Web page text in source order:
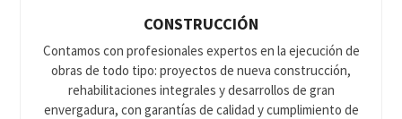
CONSTRUCCIÓN
Contamos con profesionales expertos en la ejecución de
obras de todo tipo: proyectos de nueva construcción,
rehabilitaciones integrales y desarrollos de gran
envergadura, con garantías de calidad y cumplimiento de